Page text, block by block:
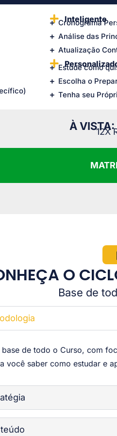
Inteligente
Cronograma
Análise das
Atualização
Estude como
Escolha o
Tenha seu
À 12X
O
Base de
base de todo o Curso, com
você saber como estudar e